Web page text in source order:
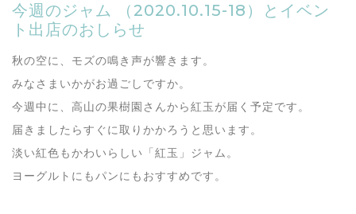
今週のジャム （2020.10.15-18）とイベン
ト出店のおしらせ
秋の空に、モズの鳴き声が響きます。
みなさまいかがお過ごしですか。
今週中に、高山の果樹園さんから紅玉が届く予定です。
届きましたらすぐに取りかかろうと思います。
淡い紅色もかわいらしい「紅玉」ジャム。
ヨーグルトにもパンにもおすすめです。